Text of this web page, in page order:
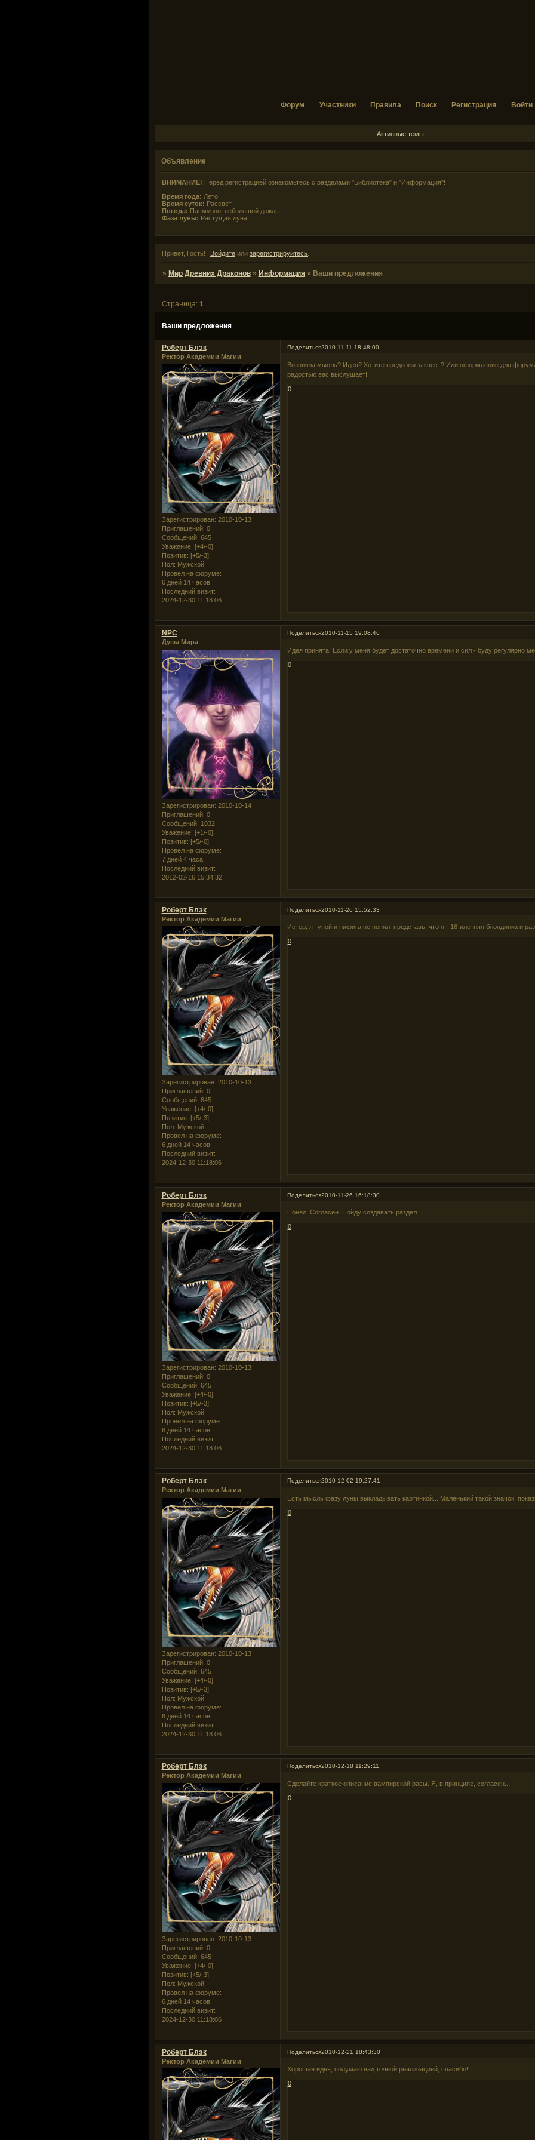
Форум Участники Правила Поиск Регистрация Войти
Активные темы
Объявление
ВНИМАНИЕ! Перед регистрацией ознакомьтесь с разделами "Библиотека" и "Информация"!
Время года: Лето
Время суток: Рассвет
Погода: Пасмурно, небольшой дождь
Фаза луны: Растущая луна
Привет, Гость! Войдите или зарегистрируйтесь
» Мир Древних Драконов » Информация » Ваши предложения
Ваши предложения
Страница: 1
Поделиться2010-11-11 18:48:00
Роберт Блэк
Ректор Академии Магии
Зарегистрирован: 2010-10-13
Приглашений: 0
Сообщений: 645
Уважение: [+4/-0]
Позитив: [+5/-3]
Пол: Мужской
Провел на форуме:
6 дней 14 часов
Последний визит:
2024-12-30 11:18:06
Возникла мысль? Идея? Хотите предложить квест? Или оформление для
радостью вас выслушает!
0
Поделиться2010-11-15 19:08:46
NPC
Душа Мира
Зарегистрирован: 2010-10-14
Приглашений: 0
Сообщений: 1032
Уважение: [+1/-0]
Позитив: [+5/-0]
Провел на форуме:
7 дней 4 часа
Последний визит:
2012-02-16 15:34:32
Идея принята. Если у меня будет достаточно времени и сил - буду регулярно
0
Поделиться2010-11-26 15:52:33
Роберт Блэк
Ректор Академии Магии
Зарегистрирован: 2010-10-13
Приглашений: 0
Сообщений: 645
Уважение: [+4/-0]
Позитив: [+5/-3]
Пол: Мужской
Провел на форуме:
6 дней 14 часов
Последний визит:
2024-12-30 11:18:06
Истер, я тупой и нифига не понял, представь, что я - 16-илетняя блондинка и
0
Поделиться2010-11-26 16:18:30
Роберт Блэк
Ректор Академии Магии
Зарегистрирован: 2010-10-13
Приглашений: 0
Сообщений: 645
Уважение: [+4/-0]
Позитив: [+5/-3]
Пол: Мужской
Провел на форуме:
6 дней 14 часов
Последний визит:
2024-12-30 11:18:06
Понял. Согласен. Пойду создавать раздел...
0
Поделиться2010-12-02 19:27:41
Роберт Блэк
Ректор Академии Магии
Зарегистрирован: 2010-10-13
Приглашений: 0
Сообщений: 645
Уважение: [+4/-0]
Позитив: [+5/-3]
Пол: Мужской
Провел на форуме:
6 дней 14 часов
Последний визит:
2024-12-30 11:18:06
Есть мысль фазу луны выкладывать картинкой... Маленький такой значок,
0
Поделиться2010-12-18 11:29:11
Роберт Блэк
Ректор Академии Магии
Зарегистрирован: 2010-10-13
Приглашений: 0
Сообщений: 645
Уважение: [+4/-0]
Позитив: [+5/-3]
Пол: Мужской
Провел на форуме:
6 дней 14 часов
Последний визит:
2024-12-30 11:18:06
Сделайте краткое описание вампирской расы. Я, в принципе, согласен...
0
Поделиться2010-12-21 18:43:30
Роберт Блэк
Ректор Академии Магии
Хорошая идея, подумаю над точной реализацией, спасибо!
0